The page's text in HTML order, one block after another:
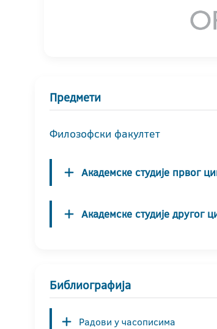
Предмети
Филозофски факултет
Академске студије првог
Академске студије другог
Библиографија
Радови у часописима